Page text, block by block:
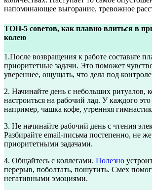
напоминающее выгорание, тревожное
ТОП-5 советов, как плавно влиться в
колею
1.После возвращения к работе составьте
приоритетные задачи. Это поможет
увереннее, ощущать, что дела под
2. Начинайте день с небольших ритуалов,
настроиться на рабочий лад. У каждого это
например, чашка кофе, утренняя
3. Не начинайте рабочий день с чтения
Разбирайте email-письма постепенно, не
приоритетными задачами.
4. Общайтесь с коллегами. Полезно
перерыв, поболтать, пошутить. Смех
негативными эмоциями.